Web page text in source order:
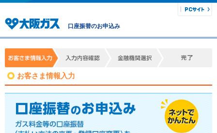
口座振替のお申込み
お客さま情報入力